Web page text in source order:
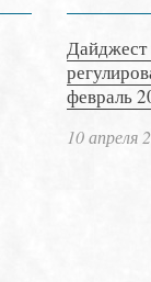
Дайджест
февраль
10 апреля